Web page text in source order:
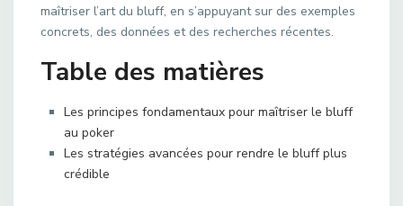
maîtriser l’art du bluff, en s’appuyant sur des exemples
concrets, des données et des recherches récentes.
Table des matières
Les principes fondamentaux pour maîtriser le bluff
au poker
Les stratégies avancées pour rendre le bluff plus
crédible